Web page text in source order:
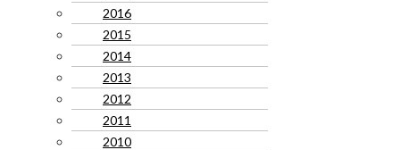
2016
2015
2014
2013
2012
2011
2010